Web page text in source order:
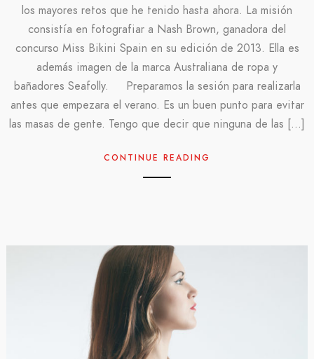
los mayores retos que he tenido hasta ahora. La misión
consistía en fotografiar a Nash Brown, ganadora del
concurso Miss Bikini Spain en su edición de 2013. Ella es
además imagen de la marca Australiana de ropa y
bañadores Seafolly. Preparamos la sesión para realizarla
antes que empezara el verano. Es un buen punto para evitar
las masas de gente. Tengo que decir que ninguna de las […]
CONTINUE READING